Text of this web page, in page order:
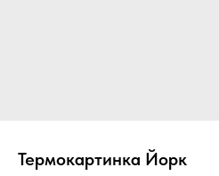
Термокартинка Йорк